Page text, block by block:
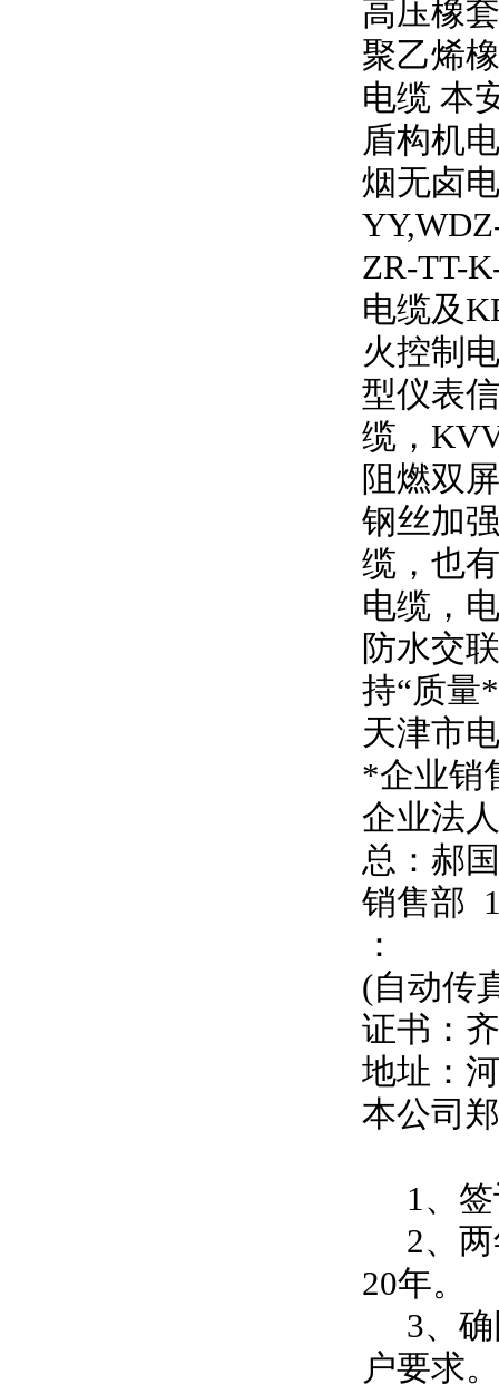
高压橡
聚乙烯
电缆 本
盾构机
烟无卤
ZR-TT-
电缆及
火控制
型仪表
缆，
阻燃双
钢丝加
缆，也
电缆，
防水交
持“质量
天津市
*企业销
企业法
总：郝
销售部
：
(自动传
证书：
地址：
本公司
1、签
2、两
20年。
3、确
户要求。